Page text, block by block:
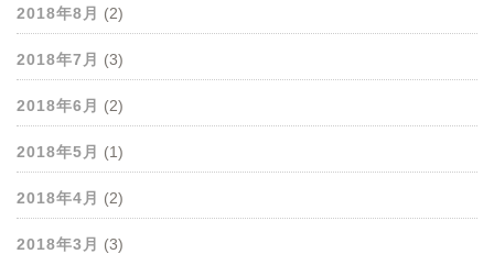
2018年8月 (2)
2018年7月 (3)
2018年6月 (2)
2018年5月 (1)
2018年4月 (2)
2018年3月 (3)